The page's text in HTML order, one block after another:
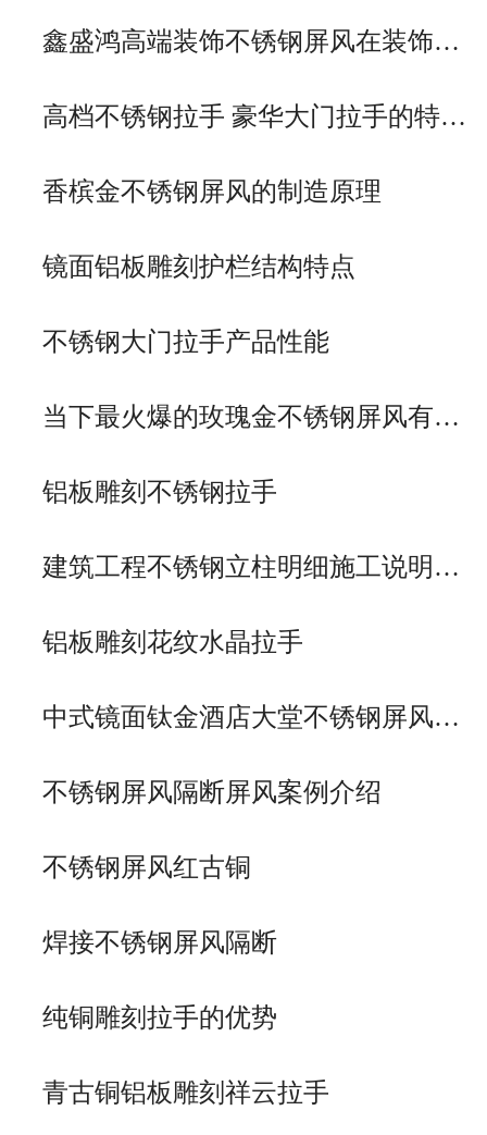
鑫盛鸿高端装饰不锈钢屏风在装饰…
高档不锈钢拉手 豪华大门拉手的特…
香槟金不锈钢屏风的制造原理
镜面铝板雕刻护栏结构特点
不锈钢大门拉手产品性能
当下最火爆的玫瑰金不锈钢屏风有…
铝板雕刻不锈钢拉手
建筑工程不锈钢立柱明细施工说明…
铝板雕刻花纹水晶拉手
中式镜面钛金酒店大堂不锈钢屏风…
不锈钢屏风隔断屏风案例介绍
不锈钢屏风红古铜
焊接不锈钢屏风隔断
纯铜雕刻拉手的优势
青古铜铝板雕刻祥云拉手